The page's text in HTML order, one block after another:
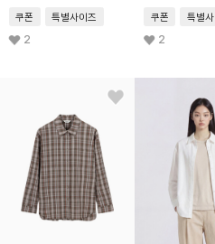
쿠폰 특별사이즈
2
쿠폰 특별
2